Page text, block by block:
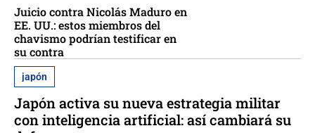
Juicio contra Nicolás Maduro en
EE. UU.: estos miembros del
chavismo podrían testificar en
su contra
japón
Japón activa su nueva estrategia militar
con inteligencia artificial: así cambiará su